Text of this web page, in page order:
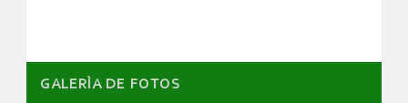
GALERÌA DE FOTOS